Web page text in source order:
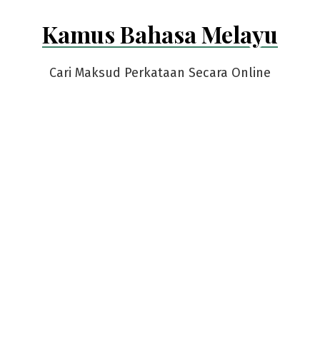
Kamus Bahasa Melayu
Cari Maksud Perkataan Secara Online